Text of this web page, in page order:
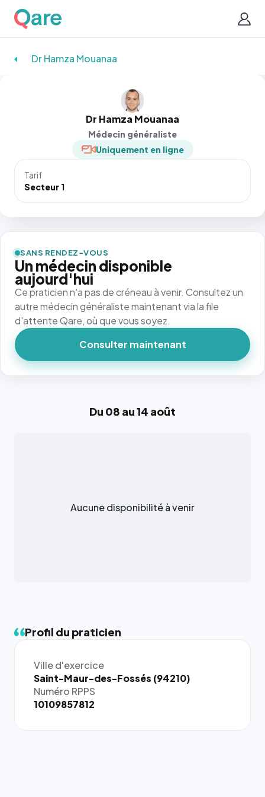
Dr Hamza Mouanaa
Dr Hamza Mouanaa
Médecin généraliste
Uniquement en ligne
Tarif
Secteur 1
Du 08 au 14 août
Aucune disponibilité à venir
Profil du praticien
Ville d'exercice
Saint-Maur-des-Fossés (94210)
Numéro RPPS
10109857812
SANS RENDEZ-VOUS
Un médecin disponible
aujourd'hui
Ce praticien n'a pas de créneau à venir. Consultez un
autre médecin généraliste maintenant via la file
d'attente Qare, où que vous soyez.
Consulter maintenant
{# 40×40
: la taille
rendue par
`.profile-